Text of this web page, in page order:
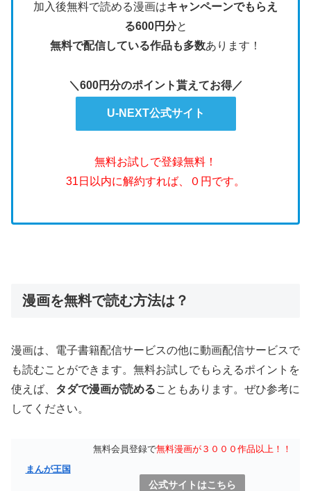
加入後無料で読める漫画はキャンペーンでもらえ
る600円分と
無料で配信している作品も多数あります！
＼600円分のポイント貰えてお得／
U-NEXT公式サイト
無料お試しで登録無料！
31日以内に解約すれば、０円です。
漫画を無料で読む方法は？
漫画は、電子書籍配信サービスの他に動画配信サービスで
も読むことができます。無料お試しでもらえるポイントを
使えば、 タダで漫画が読めることもあります。ぜひ参考に
してください。
まんが王国
無料会員登録で無料漫画が３０００作品以上！！
公式サイトはこちら